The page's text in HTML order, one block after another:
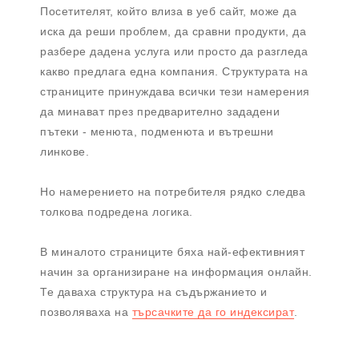
Посетителят, който влиза в уеб сайт, може да
иска да реши проблем, да сравни продукти, да
разбере дадена услуга или просто да разгледа
какво предлага една компания. Структурата на
страниците принуждава всички тези намерения
да минават през предварително зададени
пътеки - менюта, подменюта и вътрешни
линкове.
Но намерението на потребителя рядко следва
толкова подредена логика.
В миналото страниците бяха най-ефективният
начин за организиране на информация онлайн.
Те даваха структура на съдържанието и
позволяваха на търсачките да го индексират.